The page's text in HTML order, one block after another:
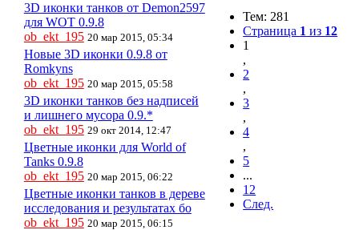
Тем: 281
Страница 1 из 12
1
,
2
,
3
,
4
,
5
...
12
След.
3D иконки танков от Demon2597
для WOT 0.9.8
ob_ekt_195 20 мар 2015, 05:34
Новые 3D иконки 0.9.8 от
Romkyns
ob_ekt_195 20 мар 2015, 05:58
3D иконки танков без надписей
и лишнего мусора 0.9.*
ob_ekt_195 29 окт 2014, 12:47
Цветные иконки для World of
Tanks 0.9.8
ob_ekt_195 20 мар 2015, 06:22
Цветные иконки танков в дереве
исследования и результатах бо
ob_ekt_195 20 мар 2015, 06:15